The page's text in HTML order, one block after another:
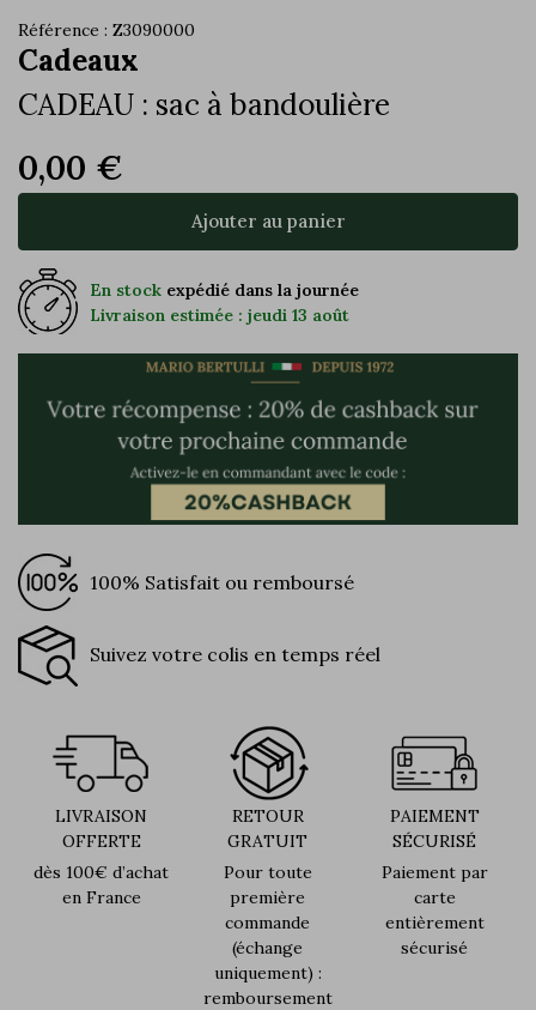
Référence : Z3090000
Cadeaux
CADEAU : sac à bandoulière
0,00 €
Ajouter au panier
En stock expédié dans la journée
Livraison estimée : jeudi 13 août
100% Satisfait ou remboursé
Suivez votre colis en temps réel
LIVRAISON
OFFERTE
dès 100€ d’achat
en France
RETOUR
GRATUIT
Pour toute
première
commande
(échange
uniquement) :
remboursement
PAIEMENT
SÉCURISÉ
Paiement par
carte
entièrement
sécurisé